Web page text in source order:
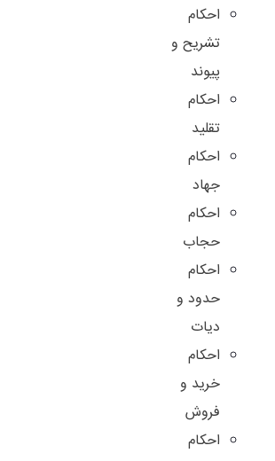
احکام
تشریح و
پیوند
احکام
تقلید
احکام
جهاد
احکام
حجاب
احکام
حدود و
دیات
احکام
خرید و
فروش
احکام